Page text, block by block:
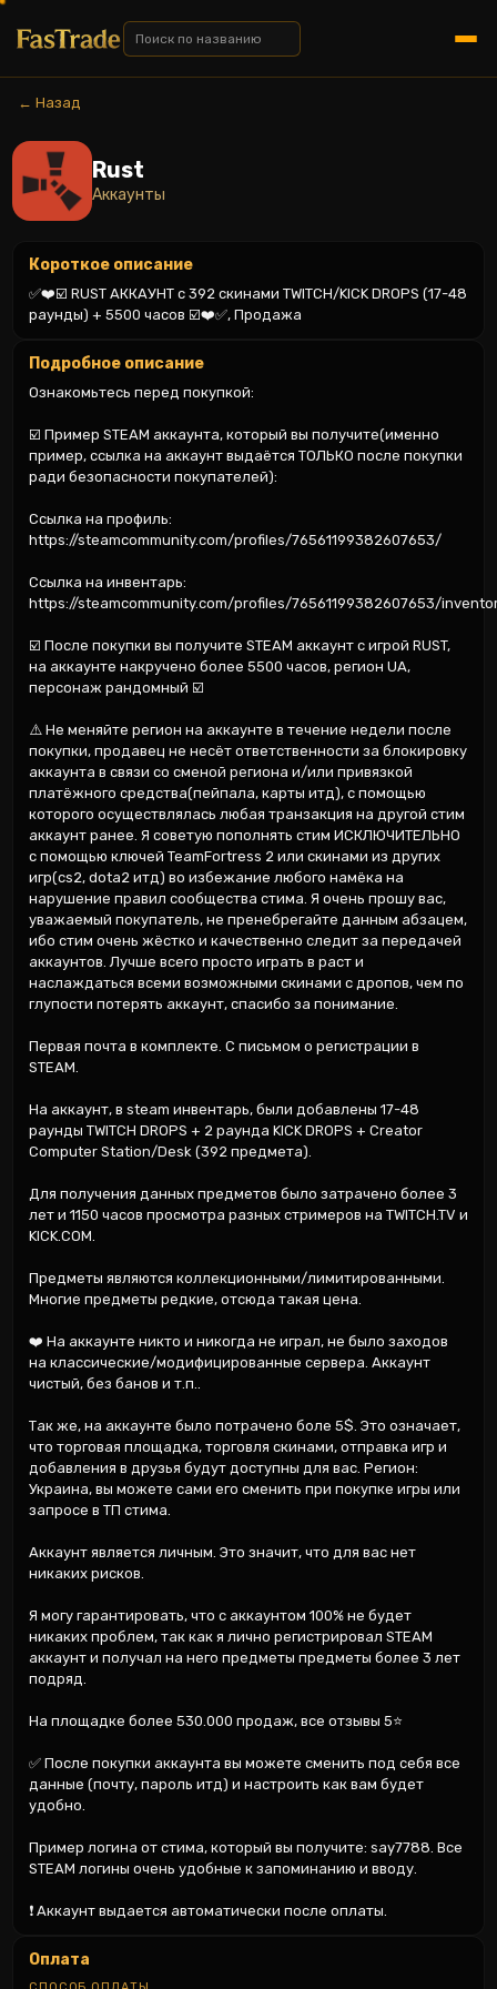
← Назад
Rust
Аккаунты
Короткое описание
✅❤️☑️ RUST АККАУНТ с 392 скинами TWITCH/KICK DROPS (17-48
раунды) + 5500 часов ☑️❤️✅, Продажа
Подробное описание
Ознакомьтесь перед покупкой:
☑️ Пример STEAM аккаунта, который вы получите(именно
пример, ссылка на аккаунт выдаётся ТОЛЬКО после покупки
ради безопасности покупателей):
Ссылка на профиль:
https://steamcommunity.com/profiles/76561199382607653/
Ссылка на инвентарь:
https://steamcommunity.com/profiles/76561199382607653/
☑️ После покупки вы получите STEAM аккаунт с игрой RUST,
на аккаунте накручено более 5500 часов, регион UA,
персонаж рандомный ☑️
⚠️ Не меняйте регион на аккаунте в течение недели после
покупки, продавец не несёт ответственности за блокировку
аккаунта в связи со сменой региона и/или привязкой
платёжного средства(пейпала, карты итд), с помощью
которого осуществлялась любая транзакция на другой стим
аккаунт ранее. Я советую пополнять стим ИСКЛЮЧИТЕЛЬНО
с помощью ключей TeamFortress 2 или скинами из других
игр(cs2, dota2 итд) во избежание любого намёка на
нарушение правил сообщества стима. Я очень прошу вас,
уважаемый покупатель, не пренебрегайте данным абзацем,
ибо стим очень жёстко и качественно следит за передачей
аккаунтов. Лучше всего просто играть в раст и
наслаждаться всеми возможными скинами с дропов, чем по
глупости потерять аккаунт, спасибо за понимание.
Первая почта в комплекте. С письмом о регистрации в
STEAM.
На аккаунт, в steam инвентарь, были добавлены 17-48
раунды TWITCH DROPS + 2 раунда KICK DROPS + Creator
Computer Station/Desk (392 предмета).
Для получения данных предметов было затрачено более 3
лет и 1150 часов просмотра разных стримеров на TWITCH.TV и
KICK.COM.
Предметы являются коллекционными/лимитированными.
Многие предметы редкие, отсюда такая цена.
❤️ На аккаунте никто и никогда не играл, не было заходов
на классические/модифицированные сервера. Аккаунт
чистый, без банов и т.п..
Так же, на аккаунте было потрачено боле 5$. Это означает,
что торговая площадка, торговля скинами, отправка игр и
добавления в друзья будут доступны для вас. Регион:
Украина, вы можете сами его сменить при покупке игры или
запросе в ТП стима.
Аккаунт является личным. Это значит, что для вас нет
никаких рисков.
Я могу гарантировать, что с аккаунтом 100% не будет
никаких проблем, так как я лично регистрировал STEAM
аккаунт и получал на него предметы предметы более 3 лет
подряд.
На площадке более 530.000 продаж, все отзывы 5⭐
✅ После покупки аккаунта вы можете сменить под себя все
данные (почту, пароль итд) и настроить как вам будет
удобно.
Пример логина от стима, который вы получите: say7788. Все
STEAM логины очень удобные к запоминанию и вводу.
❗ Аккаунт выдается автоматически после оплаты.
Оплата